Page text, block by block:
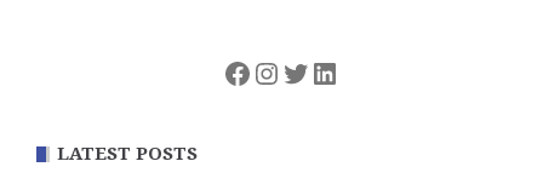
Facebook
Instagram
Twitter
Linkedin
LATEST POSTS